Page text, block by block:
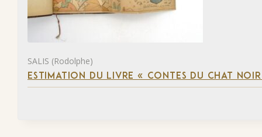
SALIS (Rodolphe)
ESTIMATION DU LIVRE « CONTES DU CHAT